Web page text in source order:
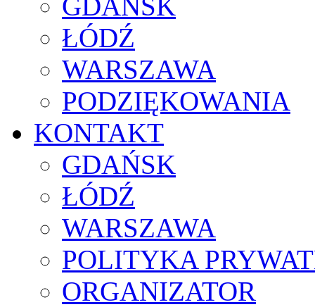
ŁÓDŹ
WARSZAWA
PODZIĘKOWANIA
KONTAKT
GDAŃSK
ŁÓDŹ
WARSZAWA
POLITYKA
ORGANIZATOR